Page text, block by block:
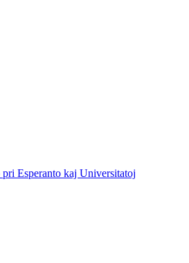
Esperanto kaj Universitatoj